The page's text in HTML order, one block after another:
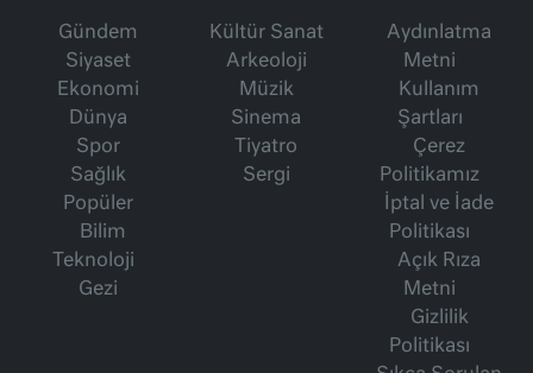
Gündem
Siyaset
Ekonomi
Dünya
Spor
Sağlık
Popüler
Bilim
Teknoloji
Gezi
Kültür Sanat
Arkeoloji
Müzik
Sinema
Tiyatro
Sergi
Aydınlatma
Metni
Kullanım
Şartları
Çerez
Politikamız
İptal ve İade
Politikası
Açık Rıza
Metni
Gizlilik
Politikası